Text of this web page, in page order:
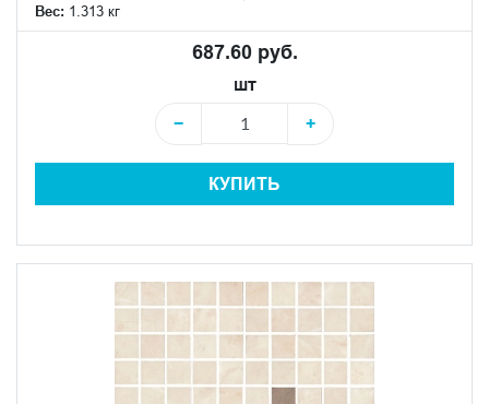
Вес: 1.313 кг
687.60 руб.
шт
−
+
КУПИТЬ